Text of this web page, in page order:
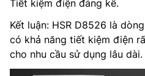
Tiết kiệm điện đáng kể.
Kết luận: HSR D8526 là dòng
có khả năng tiết kiệm điện
cho nhu cầu sử dụng lâu dài.